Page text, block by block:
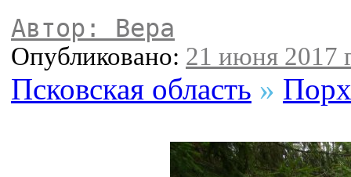
Автор: Вера
Опубликовано: 21 июня 2017
Псковская область »